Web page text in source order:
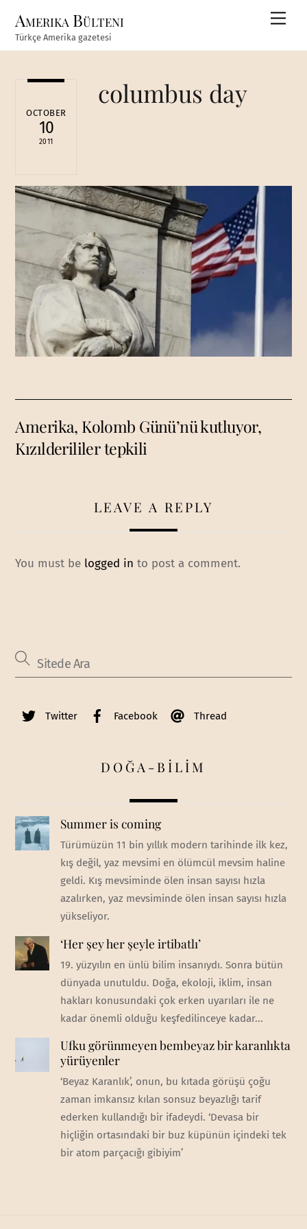
content
Amerika Bülteni
Türkçe Amerika gazetesi
OCTOBER
10
2011
columbus day
Amerika, Kolomb Günü’nü kutluyor,
Kızılderililer tepkili
LEAVE A REPLY
You must be logged in to post a comment.
Twitter Facebook Thread
DOĞA-BİLİM
Summer is coming
Türümüzün 11 bin yıllık modern tarihinde ilk kez,
kış değil, yaz mevsimi en ölümcül mevsim haline
geldi. Kış mevsiminde ölen insan sayısı hızla
azalırken, yaz mevsiminde ölen insan sayısı hızla
yükseliyor.
‘Her şey her şeyle irtibatlı’
19. yüzyılın en ünlü bilim insanıydı. Sonra bütün
dünyada unutuldu. Doğa, ekoloji, iklim, insan
hakları konusundaki çok erken uyarıları ile ne
kadar önemli olduğu keşfedilinceye kadar...
Ufku görünmeyen bembeyaz bir karanlıkta
yürüyenler
‘Beyaz Karanlık’, onun, bu kıtada görüşü çoğu
zaman imkansız kılan sonsuz beyazlığı tarif
ederken kullandığı bir ifadeydi. ‘Devasa bir
hiçliğin ortasındaki bir buz küpünün içindeki tek
bir atom parçacığı gibiyim’